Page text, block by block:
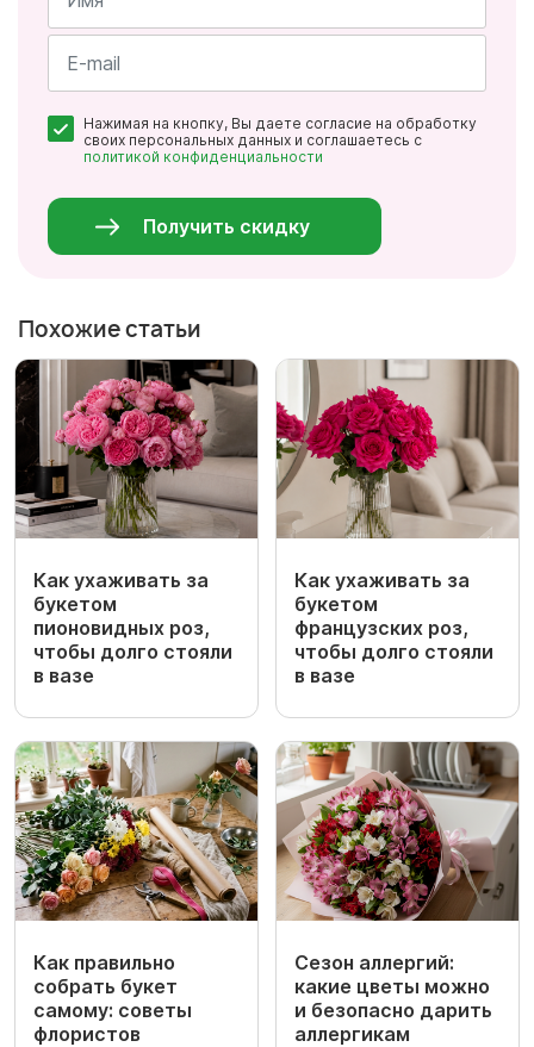
Имя
*
Нажимая на кнопку, Вы даете согласие на обработку
своих персональных данных и соглашаетесь с
политикой конфиденциальности
Получить скидку
Похожие статьи
Как ухаживать за
букетом
пионовидных роз,
чтобы долго стояли
в вазе
Как ухаживать за
букетом
французских роз,
чтобы долго стояли
в вазе
Как правильно
собрать букет
самому: советы
флористов
Сезон аллергий:
какие цветы можно
и безопасно дарить
аллергикам